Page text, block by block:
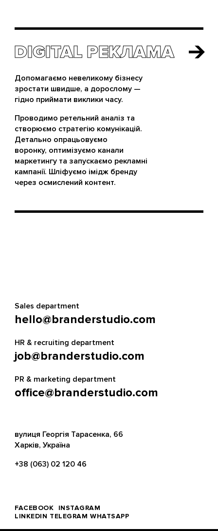
DIGITAL РЕКЛАМА
DIGITAL РЕКЛАМА
Допомагаємо невеликому бізнесу
зростати швидше, а дорослому —
гідно приймати виклики часу.
Проводимо ретельний аналіз та
створюємо стратегію комунікацій.
Детально опрацьовуємо
воронку, оптимізуємо канали
маркетингу та запускаємо рекламні
кампанії. Шліфуємо імідж бренду
через осмислений контент.
Sales department
hello@branderstudio.com
HR & recruiting department
job@branderstudio.com
PR & marketing department
office@branderstudio.com
вулиця Георгія Тарасенка, 66
Харків, Україна
+38 (063) 02 120 46
FACEBOOK
INSTAGRAM
LINKEDIN TELEGRAM WHATSAPP